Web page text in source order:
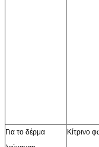
Για το δέρμα
Κίτρινο